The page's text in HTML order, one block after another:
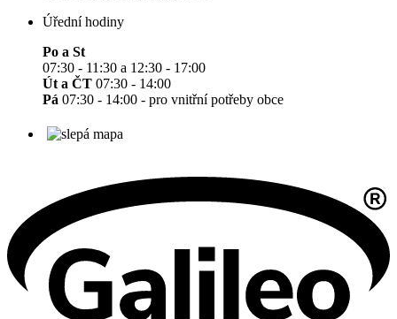
Úřední hodiny
Po a St
07:30 - 11:30 a 12:30 - 17:00
Út a ČT 07:30 - 14:00
Pá 07:30 - 14:00 - pro vnitřní potřeby obce